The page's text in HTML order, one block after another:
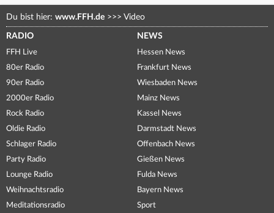
Du bist hier: www.FFH.de >>> Video
RADIO
FFH Live
80er Radio
90er Radio
2000er Radio
Rock Radio
Oldie Radio
Schlager Radio
Party Radio
Lounge Radio
Weihnachtsradio
Meditationsradio
NEWS
Hessen News
Frankfurt News
Wiesbaden News
Mainz News
Kassel News
Darmstadt News
Offenbach News
Gießen News
Fulda News
Bayern News
Sport